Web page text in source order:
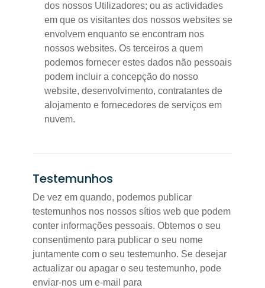
dos nossos Utilizadores; ou as actividades
em que os visitantes dos nossos websites se
envolvem enquanto se encontram nos
nossos websites. Os terceiros a quem
podemos fornecer estes dados não pessoais
podem incluir a concepção do nosso
website, desenvolvimento, contratantes de
alojamento e fornecedores de serviços em
nuvem.
Testemunhos
De vez em quando, podemos publicar
testemunhos nos nossos sítios web que podem
conter informações pessoais. Obtemos o seu
consentimento para publicar o seu nome
juntamente com o seu testemunho. Se desejar
actualizar ou apagar o seu testemunho, pode
enviar-nos um e-mail para